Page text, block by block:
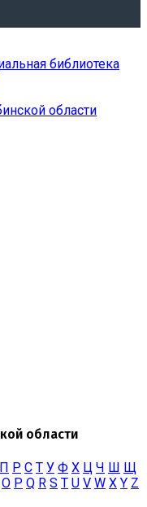
библиотека
области
области
П Р С Т У Ф Х Ц Ч Ш Щ
O P Q R S T U V W X Y Z